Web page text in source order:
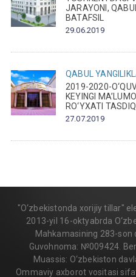
JARAYONI,
BATAFSIL
29.06.2019
QABUL
2019-2020-
KEYINGI
RO‘YXATI
27.07.2019
"O‘zbekistonda xorijiy tillar"
2013-yil 16-oktyabrda
Mahkamasining 283-son
Guvohnoma: №009424.
Muassis: O‘zbekiston
Ommaviy axborot vositasi